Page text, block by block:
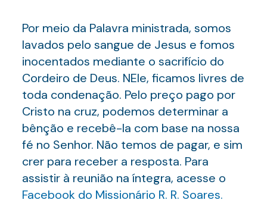
Por meio da Palavra ministrada, somos
lavados pelo sangue de Jesus e fomos
inocentados mediante o sacrifício do
Cordeiro de Deus. NEle, ficamos livres de
toda condenação. Pelo preço pago por
Cristo na cruz, podemos determinar a
bênção e recebê-la com base na nossa
fé no Senhor. Não temos de pagar, e sim
crer para receber a resposta. Para
assistir à reunião na íntegra, acesse o
Facebook do Missionário R. R. Soares.